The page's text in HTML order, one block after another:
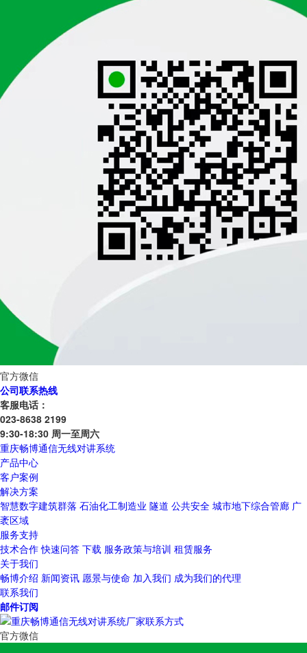
官方微信
公司联系热线
客服电话：
023-8638 2199
9:30-18:30 周一至周六
重庆畅博通信无线对讲系统
产品中心
客户案例
解决方案
智慧数字建筑群落 石油化工制造业 隧道 公共安全 城市地下综合管廊 广
袤区域
服务支持
技术合作 快速问答 下载 服务政策与培训 租赁服务
关于我们
畅博介绍 新闻资讯 愿景与使命 加入我们 成为我们的代理
联系我们
邮件订阅
官方微信